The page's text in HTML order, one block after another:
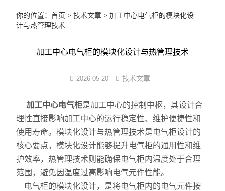
数控电气柜
电子手轮
注塑式系统线束
立式多级离心泵
集成模组
发那科电抗器
耐油特种电缆系列
你的位置：首页 >技术文章 > 加工中心电气柜的模块化设
计与热管理技术
加工中心电气柜的模块化设计与热管理技术
2026-05-20 技术文章
加工中心电气柜是加工中心的控制中枢，其设计合
理性直接影响加工中心的运行稳定性、维护便捷性和
使用寿命。模块化设计与热管理技术是电气柜设计的
核心要点，模块化设计能够提升电气柜的通用性和维
护效率，热管理技术则能确保电气柜内温度处于合理
范围，避免因温度过高影响电气元件性能。
电气柜的模块化设计，是将电气柜内的电气元件按